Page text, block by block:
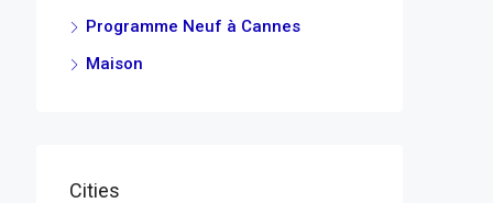
Programme Neuf à Cannes
Maison
Cities